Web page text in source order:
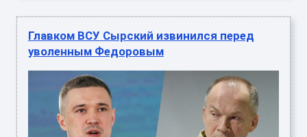
Главком ВСУ Сырский извинился перед
уволенным Федоровым